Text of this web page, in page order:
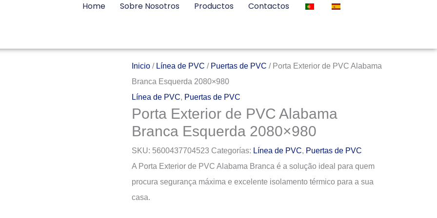
Home Sobre Nosotros Productos Contactos
Inicio/ Línea de PVC / Puertas de PVC / Porta Exterior de PVC Alabama
Branca Esquerda 2080×980
Línea de PVC, Puertas de PVC
Porta Exterior de PVC Alabama
Branca Esquerda 2080×980
SKU: 5600437704523 Categorías: Línea de PVC, Puertas de PVC
A Porta Exterior de PVC Alabama Branca é a solução ideal para quem
procura segurança máxima e excelente isolamento térmico para a sua
casa.